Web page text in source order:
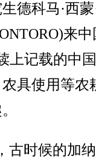
科马·西蒙
来
上记载的中
具使用等农
时候的加